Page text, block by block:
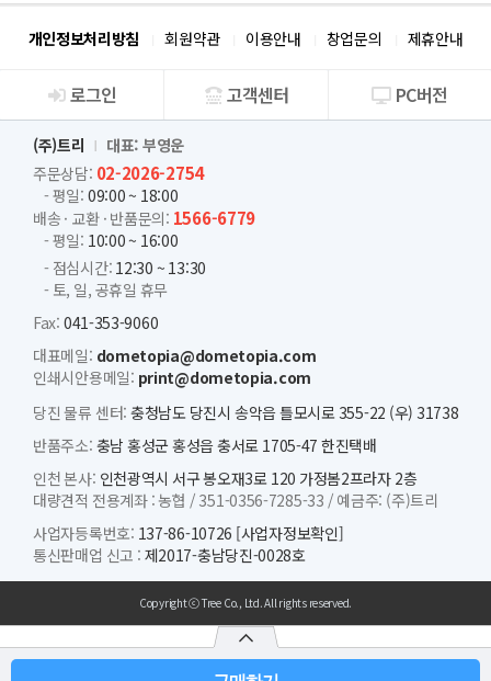
개인정보처리방침 회원약관 이용안내 창업문의 제휴안내
회사소개
로그인 고객센터 PC버전
(주)트리
대표: 부영운
주문상담: 02-2026-2754
- 평일: 09:00 ~ 18:00
배송 · 교환 · 반품문의: 1566-6779
- 평일: 10:00 ~ 16:00
- 점심시간: 12:30 ~ 13:30
- 토, 일, 공휴일 휴무
Fax: 041-353-9060
대표메일: dometopia@dometopia.com
인쇄시안용메일: print@dometopia.com
당진 물류 센터: 충청남도 당진시 송악읍 틀모시로 355-22 (우) 31738
반품주소: 충남 홍성군 홍성읍 충서로 1705-47 한진택배
인천 본사: 인천광역시 서구 봉오재3로 120 가정봄2프라자 2층
대량견적 전용계좌 :농협 / 351-0356-7285-33 / 예금주: (주)트리
사업자등록번호: 137-86-10726 [사업자정보확인]
통신판매업 신고 : 제2017-충남당진-0028호
Copyright ⓒ Tree Co., Ltd. All rights reserved.